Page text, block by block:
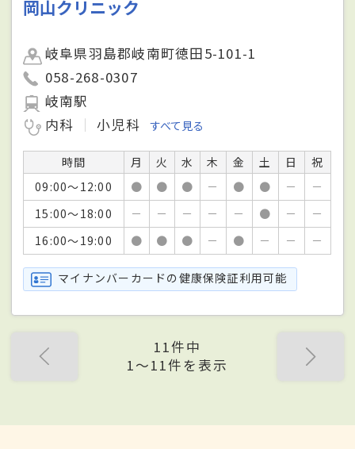
岡山クリニック
岐阜県羽島郡岐南町徳田5-101-1
058-268-0307
岐南駅
内科
小児科 すべて見る
時間 月 火 水 木 金 土 日
祝
09:00～12:00
● ● ● － ● ● －
－
15:00～18:00
－ － － － － ● －
－
16:00～19:00
● ● ● － ● － － －
マイナンバーカードの健康保険証利用可能
11件中
1〜11件を表示